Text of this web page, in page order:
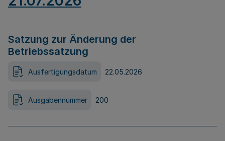
Satzung zur Änderung der
Betriebssatzung
Ausfertigungsdatum 22.05.2026
Ausgabennummer 200